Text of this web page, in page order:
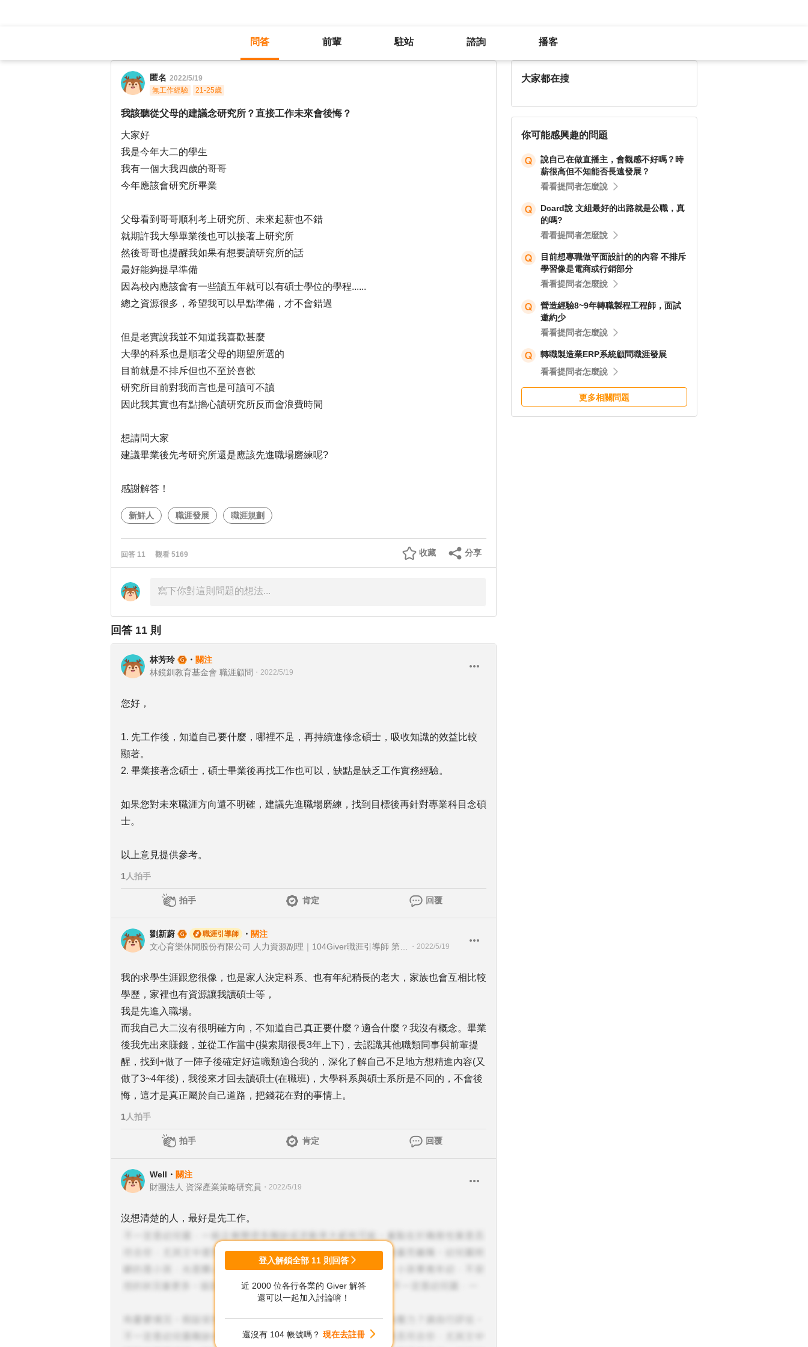
問答 前輩 駐站 諮詢 播客
匿名 2022/5/19
無工作經驗
21-25歲
我該聽從父母的建議念研究所？直接工作未來會後悔？
大家好
我是今年大二的學生
我有一個大我四歲的哥哥
今年應該會研究所畢業
父母看到哥哥順利考上研究所、未來起薪也不錯
就期許我大學畢業後也可以接著上研究所
然後哥哥也提醒我如果有想要讀研究所的話
最好能夠提早準備
因為校內應該會有一些讀五年就可以有碩士學位的學程......
總之資源很多，希望我可以早點準備，才不會錯過
但是老實說我並不知道我喜歡甚麼
大學的科系也是順著父母的期望所選的
目前就是不排斥但也不至於喜歡
研究所目前對我而言也是可讀可不讀
因此我其實也有點擔心讀研究所反而會浪費時間
想請問大家
建議畢業後先考研究所還是應該先進職場磨練呢?
感謝解答！
新鮮人 職涯發展 職涯規劃
回答 11 觀看 5169 分享
收藏
回答 11 則
林芳玲 ・ 關注
林鏡釧教育基金會 職涯顧問 ・ 2022/5/19
您好，
1. 先工作後，知道自己要什麼，哪裡不足，再持續進修念碩士，吸收知識的效益比較
顯著。
2. 畢業接著念碩士，碩士畢業後再找工作也可以，缺點是缺乏工作實務經驗。
如果您對未來職涯方向還不明確，建議先進職場磨練，找到目標後再針對專業科目念碩
士。
以上意見提供參考。
1 人拍手
拍手 肯定 回覆
劉新蔚 職涯引導師 ・ 關注
・ 2022/5/19
我的求學生涯跟您很像，也是家人決定科系、也有年紀稍長的老大，家族也會互相比較
學歷，家裡也有資源讓我讀碩士等，
我是先進入職場。
而我自己大二沒有很明確方向，不知道自己真正要什麼？適合什麼？我沒有概念。畢業
後我先出來賺錢，並從工作當中(摸索期很長3年上下)，去認識其他職類同事與前輩提
醒，找到+做了一陣子後確定好這職類適合我的，深化了解自己不足地方想精進內容(又
做了3~4年後)，我後來才回去讀碩士(在職班)，大學科系與碩士系所是不同的，不會後
悔，這才是真正屬於自己道路，把錢花在對的事情上。
1 人拍手
拍手 肯定 回覆
Well ・ 關注
財團法人 資深產業策略研究員 ・ 2022/5/19
沒想清楚的人，最好是先工作。
登入解鎖全部 11 則回答
近 2000 位各行各業的 Giver 解答
還可以一起加入討論唷！
還沒有 104 帳號嗎？ 現在去註冊
大家都在搜
你可能感興趣的問題
說自己在做直播主，會觀感不好嗎？時
薪很高但不知能否長遠發展？
看看提問者怎麼說
Dcard說 文組最好的出路就是公職，真
的嗎?
看看提問者怎麼說
目前想專職做平面設計的的內容 不排斥
學習像是電商或行銷部分
看看提問者怎麼說
營造經驗8~9年轉職製程工程師，面試
邀約少
看看提問者怎麼說
轉職製造業ERP系統顧問職涯發展
看看提問者怎麼說
更多相關問題